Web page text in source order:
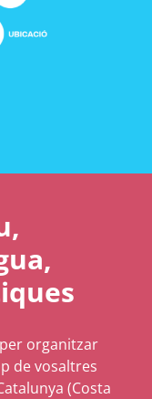
organitzar
de vosaltres
(Costa